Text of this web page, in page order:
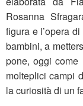
Rosanna
figura e l’opera
bambini, a
pone, oggi
molteplici campi
la curiosità di un